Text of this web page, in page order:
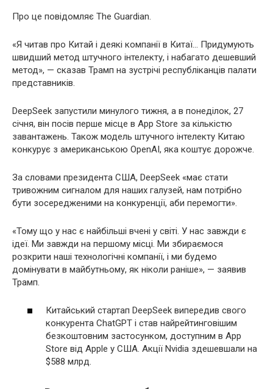
Про це повідомляє The Guardian.
«Я читав про Китай і деякі компанії в Китаї… Придумують
швидший метод штучного інтелекту, і набагато дешевший
метод», — сказав Трамп на зустрічі республіканців палати
представників.
DeepSeek запустили минулого тижня, а в понеділок, 27
січня, він посів перше місце в App Store за кількістю
завантажень. Також модель штучного інтелекту Китаю
конкурує з американською OpenAI, яка коштує дорожче.
За словами президента США, DeepSeek «має стати
тривожним сигналом для наших галузей, нам потрібно
бути зосередженими на конкуренції, аби перемогти».
«Тому що у нас є найбільші вчені у світі. У нас завжди є
ідеї. Ми завжди на першому місці. Ми збираємося
розкрити наші технологічні компанії, і ми будемо
домінувати в майбутньому, як ніколи раніше», — заявив
Трамп.
Китайський стартап DeepSeek випередив свого
конкурента ChatGPT і став найрейтинговішим
безкоштовним застосунком, доступним в App
Store від Apple у США. Акції Nvidia здешевшали на
$588 млрд.